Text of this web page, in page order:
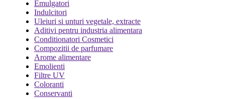
Emulgatori
Indulcitori
Uleiuri si unturi vegetale, extracte
Aditivi pentru industria alimentara
Conditionatori Cosmetici
Compozitii de parfumare
Arome alimentare
Emolienti
Filtre UV
Coloranti
Conservanti